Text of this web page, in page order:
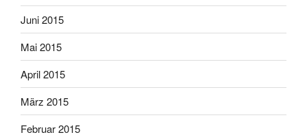
Juni 2015
Mai 2015
April 2015
März 2015
Februar 2015